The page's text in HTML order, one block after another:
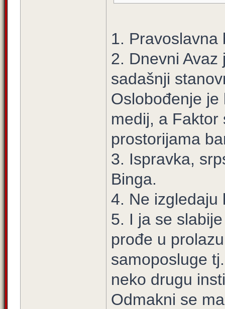
1. Pravoslavna
2. Dnevni
sadašnji
Oslobođenje
medij, a Faktor
prostorijama
3. Ispravka,
Binga.
4. Ne
5. I ja se
prođe u
samoposluge
neko drugu
Odmakni se